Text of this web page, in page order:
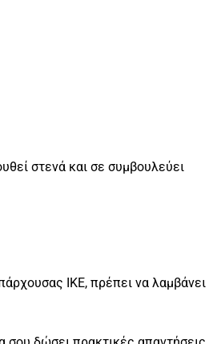
στενά και σε συμβουλεύει
ΙΚΕ, πρέπει να λαμβάνει